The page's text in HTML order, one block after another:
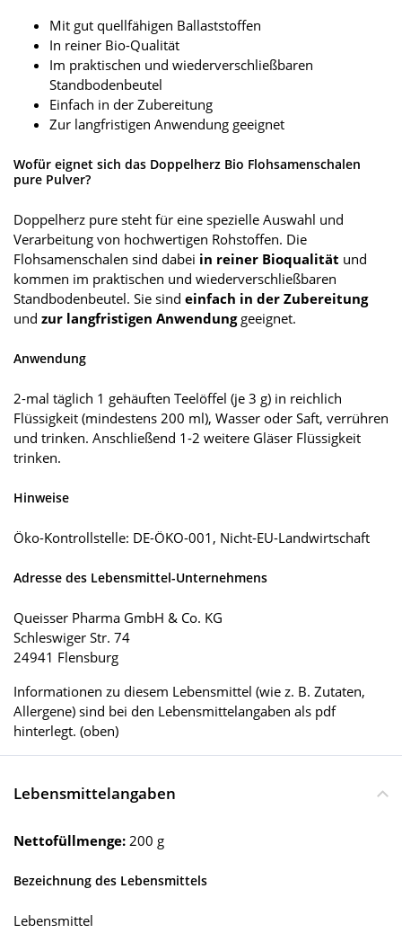
Mit gut quellfähigen Ballaststoffen
In reiner Bio-Qualität
Im praktischen und wiederverschließbaren
Standbodenbeutel
Einfach in der Zubereitung
Zur langfristigen Anwendung geeignet
Wofür eignet sich das Doppelherz Bio Flohsamenschalen
pure Pulver?
Doppelherz pure steht für eine spezielle Auswahl und
Verarbeitung von hochwertigen Rohstoffen. Die
Flohsamenschalen sind dabei in reiner Bioqualität und
kommen im praktischen und wiederverschließbaren
Standbodenbeutel. Sie sind einfach in der Zubereitung
und zur langfristigen Anwendunggeeignet.
Anwendung
2-mal täglich 1 gehäuften Teelöffel (je 3 g) in reichlich
Flüssigkeit (mindestens 200 ml), Wasser oder Saft, verrühren
und trinken. Anschließend 1-2 weitere Gläser Flüssigkeit
trinken.
Hinweise
Öko-Kontrollstelle: DE-ÖKO-001, Nicht-EU-Landwirtschaft
Adresse des Lebensmittel-Unternehmens
Queisser Pharma GmbH & Co. KG
Schleswiger Str. 74
24941 Flensburg
Informationen zu diesem Lebensmittel (wie z. B. Zutaten,
Allergene) sind bei den Lebensmittelangaben als pdf
hinterlegt. (oben)
Lebensmittelangaben
Nettofüllmenge: 200 g
Bezeichnung des Lebensmittels
Lebensmittel